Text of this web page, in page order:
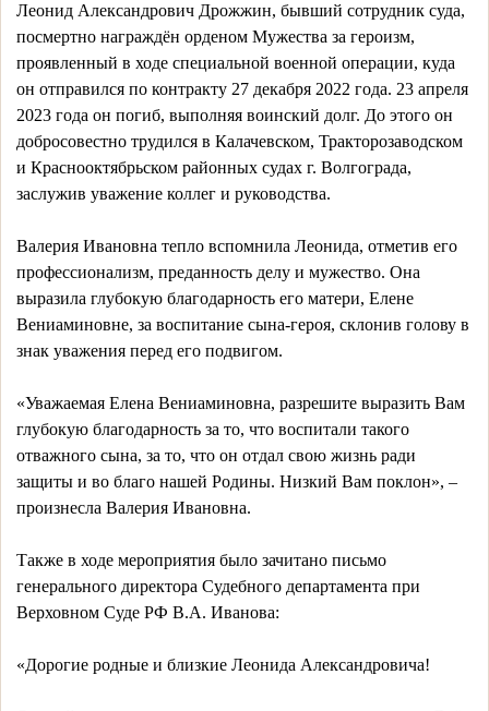
Леонид Александрович Дрожжин, бывший сотрудник суда,
посмертно награждён орденом Мужества за героизм,
проявленный в ходе специальной военной операции, куда
он отправился по контракту 27 декабря 2022 года. 23 апреля
2023 года он погиб, выполняя воинский долг. До этого он
добросовестно трудился в Калачевском, Тракторозаводском
и Краснооктябрьском районных судах г. Волгограда,
заслужив уважение коллег и руководства.
Валерия Ивановна тепло вспомнила Леонида, отметив его
профессионализм, преданность делу и мужество. Она
выразила глубокую благодарность его матери, Елене
Вениаминовне, за воспитание сына-героя, склонив голову в
знак уважения перед его подвигом.
«Уважаемая Елена Вениаминовна, разрешите выразить Вам
глубокую благодарность за то, что воспитали такого
отважного сына, за то, что он отдал свою жизнь ради
защиты и во благо нашей Родины. Низкий Вам поклон», –
произнесла Валерия Ивановна.
Также в ходе мероприятия было зачитано письмо
генерального директора Судебного департамента при
Верховном Суде РФ В.А. Иванова:
«Дорогие родные и близкие Леонида Александровича!